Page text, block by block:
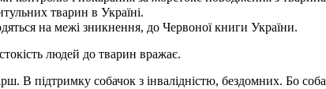
тварин в Україні.
на межі зникнення, до Червоної книги України.
людей до тварин вражає.
В підтримку собачок з інвалідністю, бездомних. Бо